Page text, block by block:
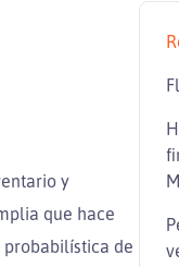
y
que hace
probabilística de